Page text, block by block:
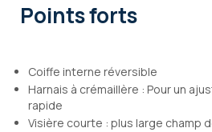
Points forts
Coiffe interne réversible
Harnais à crémaillère : Pour un
rapide
Visière courte : plus large champ